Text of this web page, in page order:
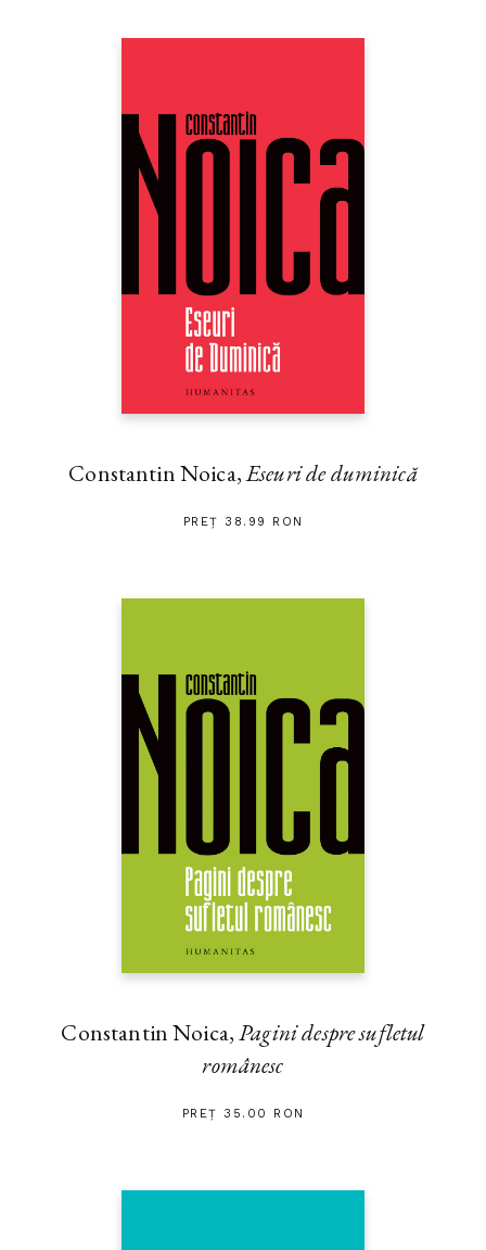
Constantin Noica,Eseuri de duminică
PREȚ 38.99 RON
Constantin Noica,Pagini despre sufletul
românesc
PREȚ 35.00 RON